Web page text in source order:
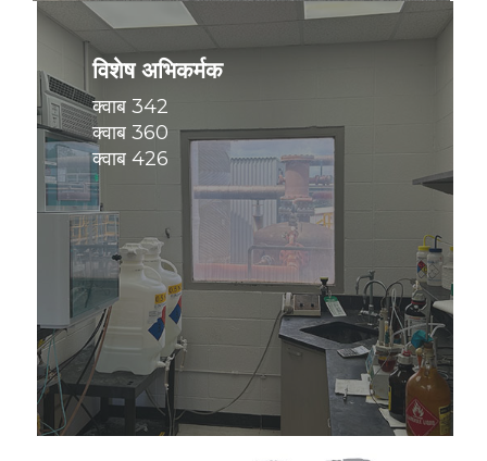
विशेष अभिकर्मक
क्वाब 342
क्वाब 360
क्वाब 426
और
अधिक
जानें